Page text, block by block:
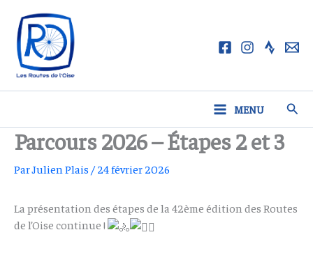
contenu
MENU
Parcours 2026 – Étapes 2 et 3
ParJulien Plais /24 février 2026
La présentation des étapes de la 42ème édition des Routes
de l’Oise continue !